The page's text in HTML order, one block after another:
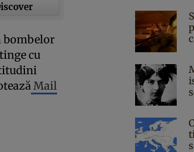
bombelor
cu
Mail